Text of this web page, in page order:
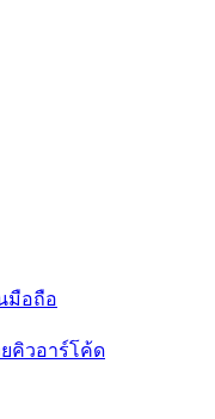
มือถือ
คิวอาร์โค้ด